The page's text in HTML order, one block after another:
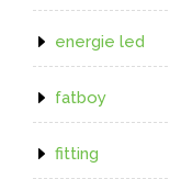
energie led
fatboy
fitting